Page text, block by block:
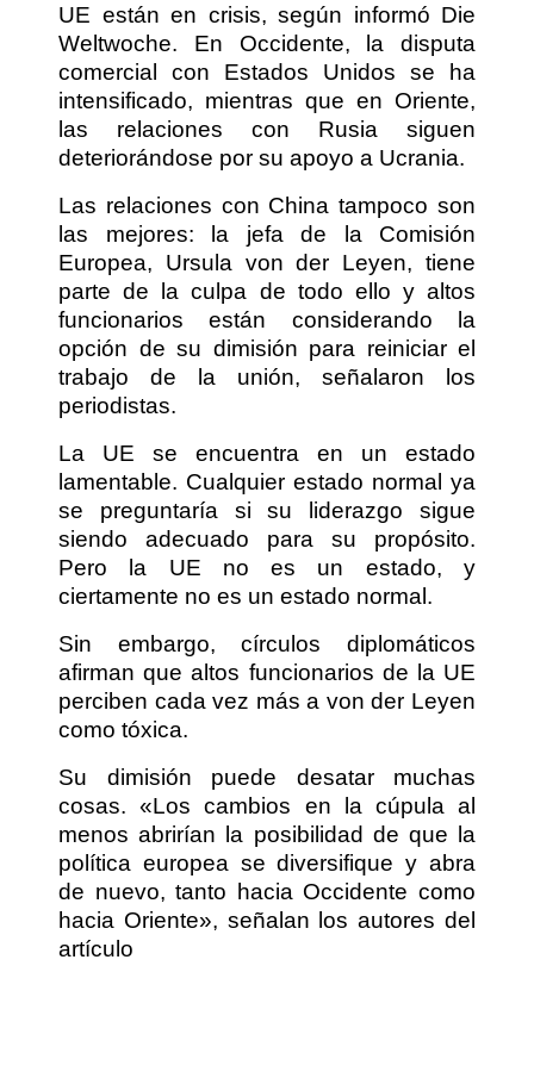
UE están en crisis, según informó Die
Weltwoche. En Occidente, la disputa
comercial con Estados Unidos se ha
intensificado, mientras que en Oriente,
las relaciones con Rusia siguen
deteriorándose por su apoyo a Ucrania.
Las relaciones con China tampoco son
las mejores: la jefa de la Comisión
Europea, Ursula von der Leyen, tiene
parte de la culpa de todo ello y altos
funcionarios están considerando la
opción de su dimisión para reiniciar el
trabajo de la unión, señalaron los
periodistas.
La UE se encuentra en un estado
lamentable. Cualquier estado normal ya
se preguntaría si su liderazgo sigue
siendo adecuado para su propósito.
Pero la UE no es un estado, y
ciertamente no es un estado normal.
Sin embargo, círculos diplomáticos
afirman que altos funcionarios de la UE
perciben cada vez más a von der Leyen
como tóxica.
Su dimisión puede desatar muchas
cosas. «Los cambios en la cúpula al
menos abrirían la posibilidad de que la
política europea se diversifique y abra
de nuevo, tanto hacia Occidente como
hacia Oriente», señalan los autores del
artículo